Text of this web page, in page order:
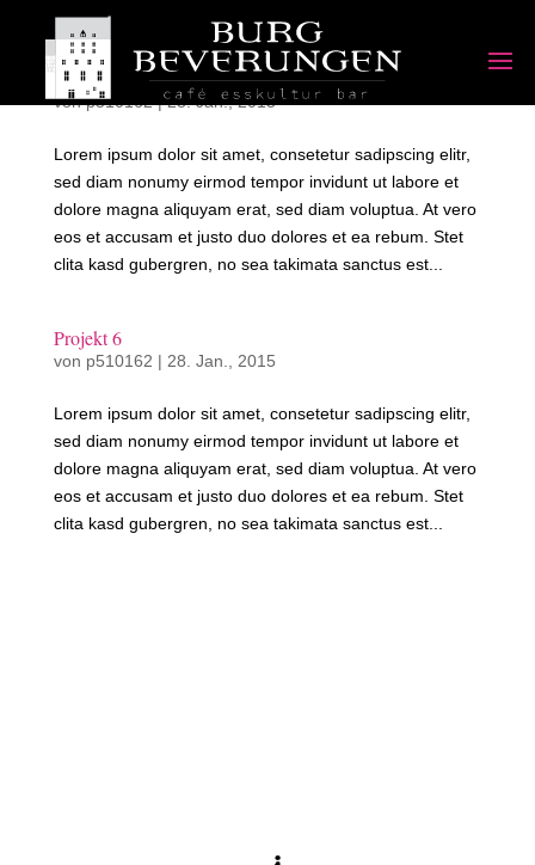
Projekt 8
vonp510162|28. Jan., 2015
Lorem ipsum dolor sit amet, consetetur sadipscing elitr,
sed diam nonumy eirmod tempor invidunt ut labore et
dolore magna aliquyam erat, sed diam voluptua. At vero
eos et accusam et justo duo dolores et ea rebum. Stet
clita kasd gubergren, no sea takimata sanctus est...
Projekt 6
von p510162 | 28. Jan., 2015
Lorem ipsum dolor sit amet, consetetur sadipscing elitr,
sed diam nonumy eirmod tempor invidunt ut labore et
dolore magna aliquyam erat, sed diam voluptua. At vero
eos et accusam et justo duo dolores et ea rebum. Stet
clita kasd gubergren, no sea takimata sanctus est...